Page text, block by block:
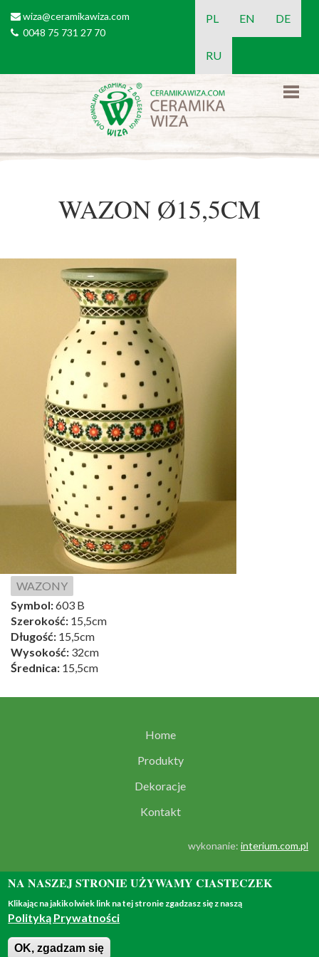
email
wiza@ceramikawiza.com
tel0048 75 731 27 70
PL EN DE
RU
WAZON Ø15,5CM
WAZONY
Symbol:603 B
Szerokość: 15,5cm
Długość: 15,5cm
Wysokość: 32cm
Średnica: 15,5cm
Home
Produkty
Dekoracje
Kontakt
wykonanie: interium.com.pl
© 2018 - all rights reserved
NA NASZEJ STRONIE UŻYWAMY CIASTECZEK
Klikając na jakikolwiek link na tej stronie zgadzasz się z naszą
Polityką Prywatności
OK, zgadzam się